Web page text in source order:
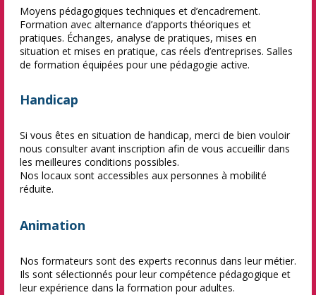
Moyens pédagogiques techniques et d’encadrement.
Formation avec alternance d’apports théoriques et
pratiques. Échanges, analyse de pratiques, mises en
situation et mises en pratique, cas réels d’entreprises. Salles
de formation équipées pour une pédagogie active.
Handicap
Si vous êtes en situation de handicap, merci de bien vouloir
nous consulter avant inscription afin de vous accueillir dans
les meilleures conditions possibles.
Nos locaux sont accessibles aux personnes à mobilité
réduite.
Animation
Nos formateurs sont des experts reconnus dans leur métier.
Ils sont sélectionnés pour leur compétence pédagogique et
leur expérience dans la formation pour adultes.